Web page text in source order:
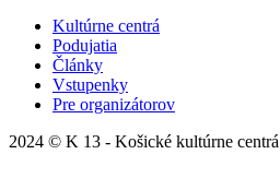
Kultúrne centrá
Podujatia
Články
Vstupenky
Pre organizátorov
2024 © K 13 - Košické kultúrne centrá